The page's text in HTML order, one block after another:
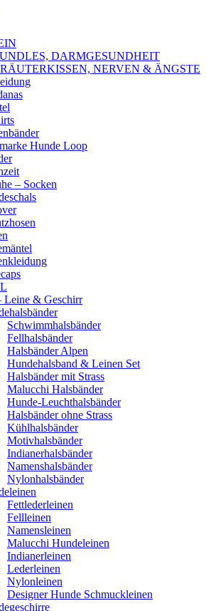
DARMGESUNDHEIT
NERVEN & ÄNGSTE
Hunde Loop
– Socken
Leine & Geschirr
Schwimmhalsbänder
Fellhalsbänder
Halsbänder Alpen
Hundehalsband & Leinen Set
Halsbänder mit Strass
Malucchi Halsbänder
Hunde-Leuchthalsbänder
Halsbänder ohne Strass
Kühlhalsbänder
Motivhalsbänder
Indianerhalsbänder
Namenshalsbänder
Nylonhalsbänder
Fettlederleinen
Fellleinen
Namensleinen
Malucchi Hundeleinen
Indianerleinen
Lederleinen
Nylonleinen
Designer Hunde Schmuckleinen